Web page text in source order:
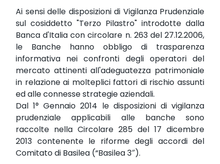
Ai sensi delle disposizioni di Vigilanza Prudenziale
sul cosiddetto "Terzo Pilastro" introdotte dalla
Banca d'Italia con circolare n. 263 del 27.12.2006,
le Banche hanno obbligo di trasparenza
informativa nei confronti degli operatori del
mercato attinenti all'adeguatezza patrimoniale
in relazione ai molteplici fattori di rischio assunti
ed alle connesse strategie aziendali.
Dal 1° Gennaio 2014 le disposizioni di vigilanza
prudenziale applicabili alle banche sono
raccolte nella Circolare 285 del 17 dicembre
2013 contenente le riforme degli accordi del
Comitato di Basilea (“Basilea 3″).